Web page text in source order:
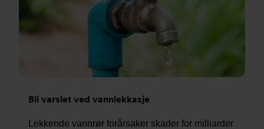
Bli varslet ved vannlekkasje
Lekkende vannrør forårsaker skader for milliarder